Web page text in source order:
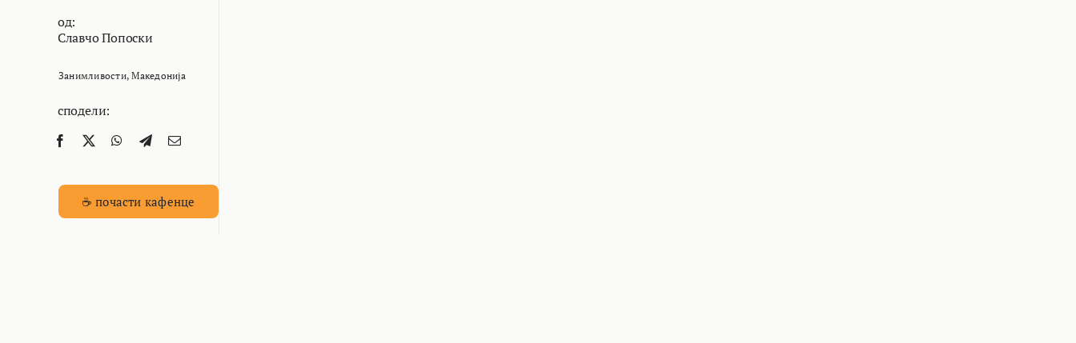
од:
Славчо Попоски
Занимливости,Македонија
сподели:
☕ почасти кафенце